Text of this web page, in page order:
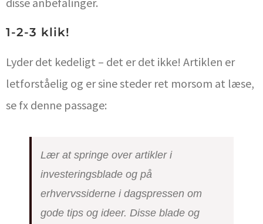
1-2-3 klik!
Lyder det kedeligt – det er det ikke! Artiklen er
letforståelig og er sine steder ret morsom at læse,
se fx denne passage:
Lær at springe over artikler i
investeringsblade og på
erhvervssiderne i dagspressen om
gode tips og ideer. Disse blade og